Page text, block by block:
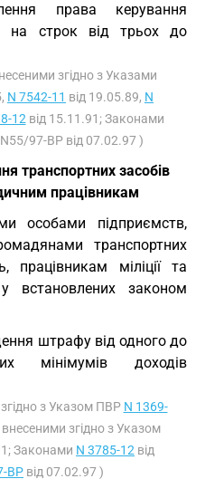
права керування
на строк від трьох до
згідно з Указами
N 7542-11 від 19.05.89, N
12 від 15.11.91; Законами
97-ВР від 07.02.97 )
транспортних засобів
працівникам
особами підприємств,
транспортних
міліції та
встановлених законом
штрафу від одного до
мінімумів доходів
з Указом ПВР N 1369-
згідно з Указом
Законами N 3785-12 від
ВР від 07.02.97 )